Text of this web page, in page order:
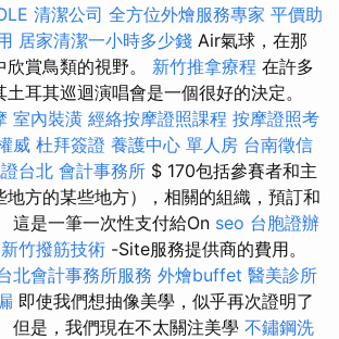
清潔公司 全方位外燴服務專家 平價助
居家清潔一小時多少錢 Air氣球，在那
賞鳥類的視野。 新竹推拿療程 在許多
耳其巡迴演唱會是一個很好的決定。
室內裝潢 經絡按摩證照課程 按摩證照考
威 杜拜簽證 養護中心 單人房 台南徵信
台北 會計事務所 $ 170包括參賽者和主
地方的某些地方），相關的組織，預訂和
這是一筆一次性支付給On seo 台胞證辦
新竹撥筋技術 -Site服務提供商的費用。
北會計事務所服務 外燴buffet 醫美診所
即使我們想抽像美學，似乎再次證明了
但是，我們現在不太關注美學 不鏽鋼洗